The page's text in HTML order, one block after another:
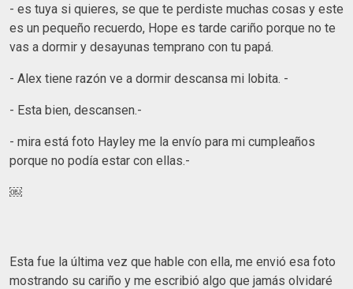
- es tuya si quieres, se que te perdiste muchas cosas y este
es un pequeño recuerdo, Hope es tarde cariño porque no te
vas a dormir y desayunas temprano con tu papá.
- Alex tiene razón ve a dormir descansa mi lobita. -
- Esta bien, descansen.-
- mira está foto Hayley me la envío para mi cumpleaños
porque no podía estar con ellas.-
￼
Esta fue la última vez que hable con ella, me envió esa foto
mostrando su cariño y me escribió algo que jamás olvidaré